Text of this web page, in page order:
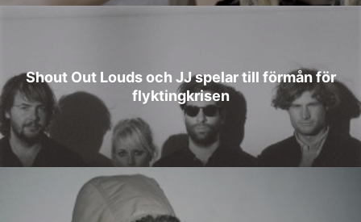
Shout Out Louds och JJ spelar till förmån för
flyktingkrisen